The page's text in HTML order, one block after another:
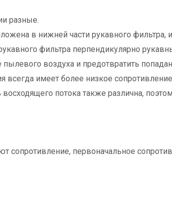
разные.
в нижней части рукавного фильтра,
фильтра перпендикулярно
воздуха и предотвратить
имеет более низкое
потока также различна,
первоначальное